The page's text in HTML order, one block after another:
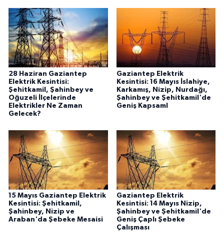
28 Haziran Gaziantep
Elektrik Kesintisi:
Şehitkamil, Şahinbey ve
Oğuzeli İlçelerinde
Elektrikler Ne Zaman
Gelecek?
Gaziantep Elektrik
Kesintisi: 16 Mayıs İslahiye,
Karkamış, Nizip, Nurdağı,
Şahinbey ve Şehitkamil'de
Geniş Kapsaml
15 Mayıs Gaziantep Elektrik
Kesintisi: Şehitkamil,
Şahinbey, Nizip ve
Araban'da Şebeke Mesaisi
Gaziantep Elektrik
Kesintisi: 14 Mayıs Nizip,
Şahinbey ve Şehitkamil'de
Geniş Çaplı Şebeke
Çalışması